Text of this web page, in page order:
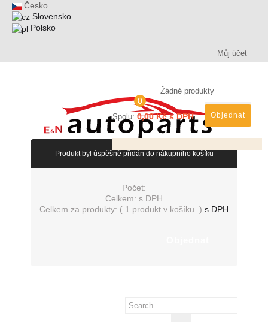
Česko
Slovensko
Polsko
Můj účet
0
Žádné produkty
Spolu: 0,00 Kč s DPH Objednat
Produkt byl úspěšně přidán do nákupního košíku
Počet:
Celkem: s DPH
Celkem za produkty: ( 1 produkt v košíku. ) s DPH